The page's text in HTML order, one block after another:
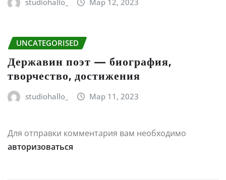
studiohallo_ Мар 12, 2023
UNCATEGORISED
Державин поэт — биография,
творчество, достижения
studiohallo_ Мар 11, 2023
Для отправки комментария вам необходимо
авторизоваться